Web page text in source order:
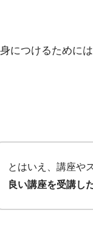
につけるために
とはいえ、講座や
良い講座を受講し